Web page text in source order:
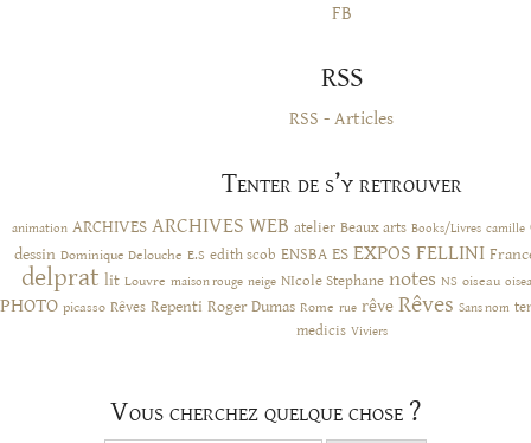
FB
RSS
RSS - Articles
Tenter de s’y retrouver
animation ARCHIVES ARCHIVES WEB atelier Beaux arts Books/Livres camille
dessin Dominique Delouche E.S edith scob ENSBA ES EXPOS FELLINI
delprat lit Louvre maison rouge neige NIcole Stephane notes NS oiseau
PHOTO picasso Rêves Repenti Roger Dumas Rome rue rêve Rêves Sans nom
medicis Viviers
Vous cherchez quelque chose ?